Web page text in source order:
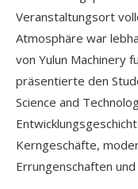
Veranstaltungsort
Atmosphäre war
von Yulun Machinery
präsentierte den
Science and
Kerngeschäfte,
Errungenschaften